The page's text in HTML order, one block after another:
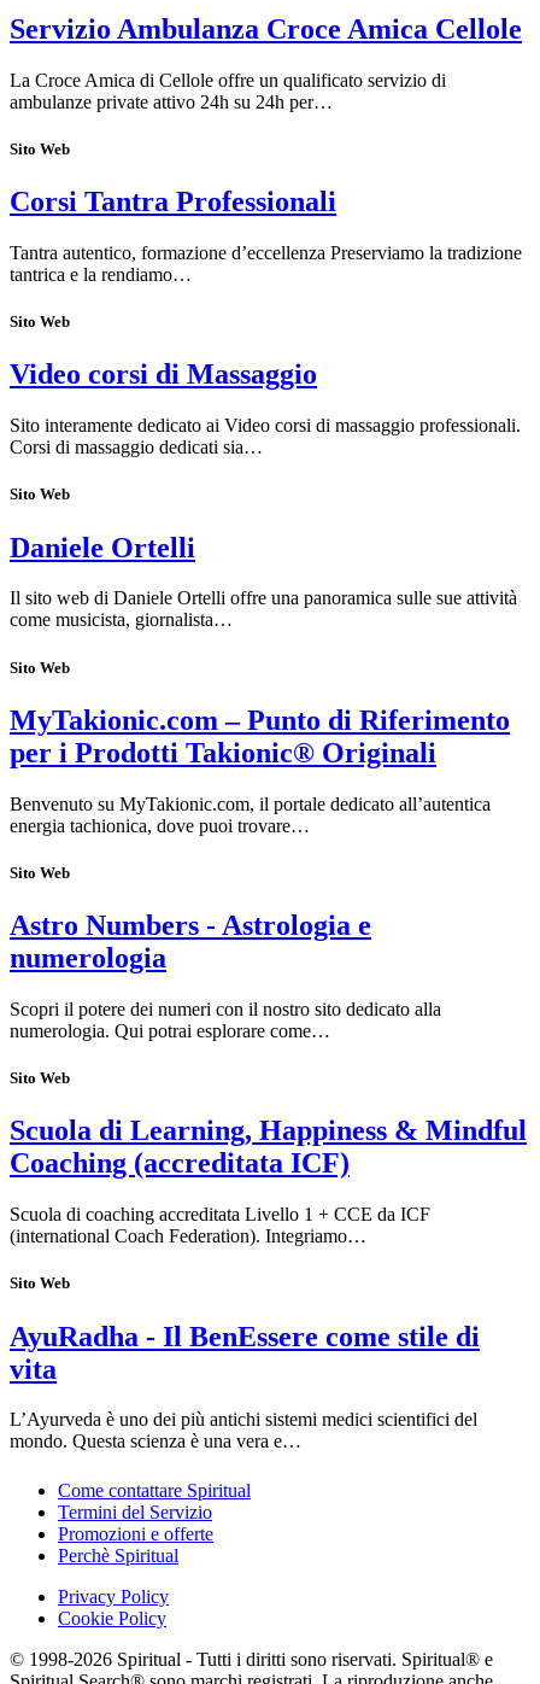
Servizio Ambulanza Croce Amica Cellole
La Croce Amica di Cellole offre un qualificato servizio di
ambulanze private attivo 24h su 24h per…
Sito Web
Corsi Tantra Professionali
Tantra autentico, formazione d’eccellenza Preserviamo la tradizione
tantrica e la rendiamo…
Sito Web
Video corsi di Massaggio
Sito interamente dedicato ai Video corsi di massaggio professionali.
Corsi di massaggio dedicati sia…
Sito Web
Daniele Ortelli
Il sito web di Daniele Ortelli offre una panoramica sulle sue attività
come musicista, giornalista…
Sito Web
MyTakionic.com – Punto di Riferimento
per i Prodotti Takionic® Originali
Benvenuto su MyTakionic.com, il portale dedicato all’autentica
energia tachionica, dove puoi trovare…
Sito Web
Astro Numbers - Astrologia e
numerologia
Scopri il potere dei numeri con il nostro sito dedicato alla
numerologia. Qui potrai esplorare come…
Sito Web
Scuola di Learning, Happiness & Mindful
Coaching (accreditata ICF)
Scuola di coaching accreditata Livello 1 + CCE da ICF
(international Coach Federation). Integriamo…
Sito Web
AyuRadha - Il BenEssere come stile di
vita
L’Ayurveda è uno dei più antichi sistemi medici scientifici del
mondo. Questa scienza è una vera e…
Come contattare Spiritual
Termini del Servizio
Promozioni e offerte
Perchè Spiritual
Privacy Policy
Cookie Policy
© 1998-2026 Spiritual - Tutti i diritti sono riservati. Spiritual® e